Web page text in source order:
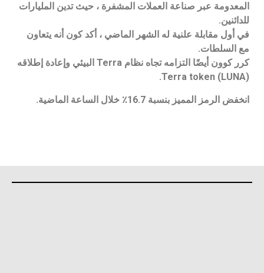
المعدومة عبر صناعة العملات المشفرة ، حيث تدين المليارات
للدائنين.
في أول مقابلة علنية له الشهر الماضي ، أكد كون أنه يتعاون
مع السلطات.
كرر كوون أيضًا التزامه تجاه نظام Terra البيئي وإعادة إطلاقه
Terra token (LUNA).
انخفض الرمز المميز بنسبة 16.7٪ خلال الساعة الماضية.